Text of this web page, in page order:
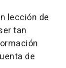
lección de
tan
de